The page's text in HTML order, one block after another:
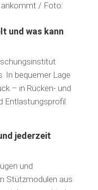
ankommt / Foto:
und was kann
In bequemer Lage
– in Rücken- und
Ent­lastungsprofil.
jederzeit
und
Stützmodulen aus